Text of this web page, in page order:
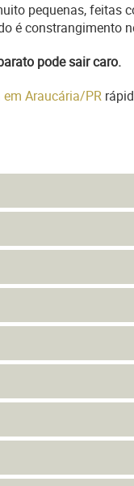
pequenas, feitas
é constrangimento
pode sair caro.
Araucária/PR